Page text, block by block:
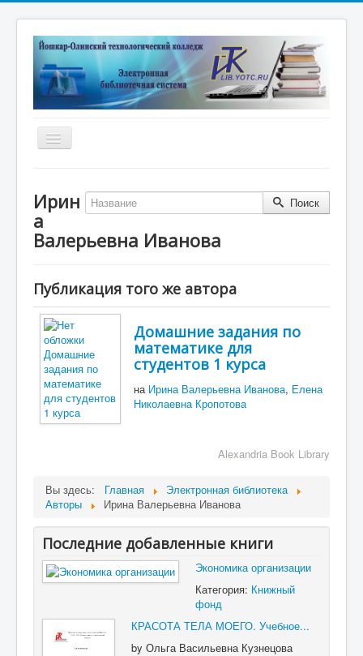
Включить/
выключить
Электронная библиотека
Дистанционные курсы
Единое окно
Новые поступления
Научные публикации преподавателей
Поиск
Ирин
а
Валерьевна Иванова
Публикация того же автора
Домашние задания по
математике для
студентов 1 курса
на Ирина Валерьевна Иванова, Елена
Николаевна Кропотова
Alexandria Book Library
Вы здесь: Главная
Электронная библиотека
Авторы
Ирина Валерьевна Иванова
Последние добавленные книги
Экономика организации
Категория: Книжный
фонд
КРАСОТА ТЕЛА МОЕГО. Учебное...
by Ольга Васильевна Кузнецова